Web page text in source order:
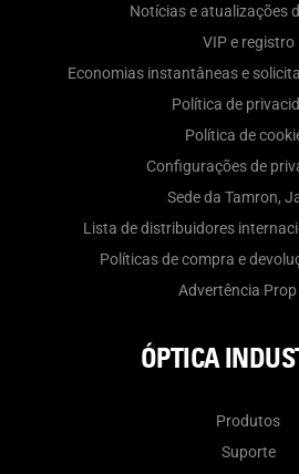
Notícias e atualizações
VIP e registro
Economias instantâneas e
Política de
Política de
Configurações de
Sede da Tamron,
Lista de distribuidores
Políticas de compra e
Advertência
ÓPTICA
Produtos
Suporte